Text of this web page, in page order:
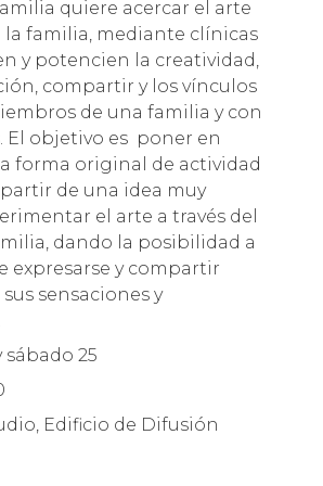
quiere acercar el arte
la familia, mediante clínicas
y potencien la creatividad,
compartir y los vínculos
de una familia y con
El objetivo es poner en
forma original de actividad
de una idea muy
el arte a través del
dando la posibilidad a
expresarse y compartir
sensaciones y
sábado 25
Edificio de Difusión